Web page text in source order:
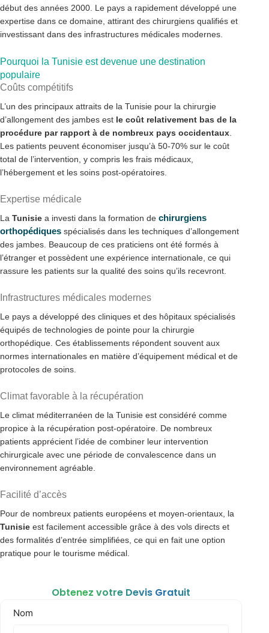
début des années 2000. Le pays a rapidement développé une
expertise dans ce domaine, attirant des chirurgiens qualifiés et
investissant dans des infrastructures médicales modernes.
Pourquoi la Tunisie est devenue une destination
populaire
Coûts compétitifs
L’un des principaux attraits de la Tunisie pour la chirurgie
d’allongement des jambes est le coût relativement bas de la
procédure par rapport à de nombreux pays occidentaux
Les patients peuvent économiser jusqu’à 50-70% sur le coût
total de l’intervention, y compris les frais médicaux,
l’hébergement et les soins post-opératoires.
Expertise médicale
La Tunisie a investi dans la formation de chirurgiens
orthopédiques spécialisés dans les techniques d’allongement
des jambes. Beaucoup de ces praticiens ont été formés à
l’étranger et possèdent une expérience internationale, ce qui
rassure les patients sur la qualité des soins qu’ils recevront.
Infrastructures médicales modernes
Le pays a développé des cliniques et des hôpitaux spécialisés
équipés de technologies de pointe pour la chirurgie
orthopédique. Ces établissements répondent souvent aux
normes internationales en matière d’équipement médical et de
protocoles de soins.
Climat favorable à la récupération
Le climat méditerranéen de la Tunisie est considéré comme
propice à la récupération post-opératoire. De nombreux
patients apprécient l’idée de combiner leur intervention
chirurgicale avec une période de convalescence dans un
environnement agréable.
Facilité d’accès
Pour de nombreux patients européens et moyen-orientaux, la
Tunisie est facilement accessible grâce à des vols directs et
des formalités d’entrée simplifiées, ce qui en fait une option
pratique pour le tourisme médical.
Obtenez votre Devis Gratuit